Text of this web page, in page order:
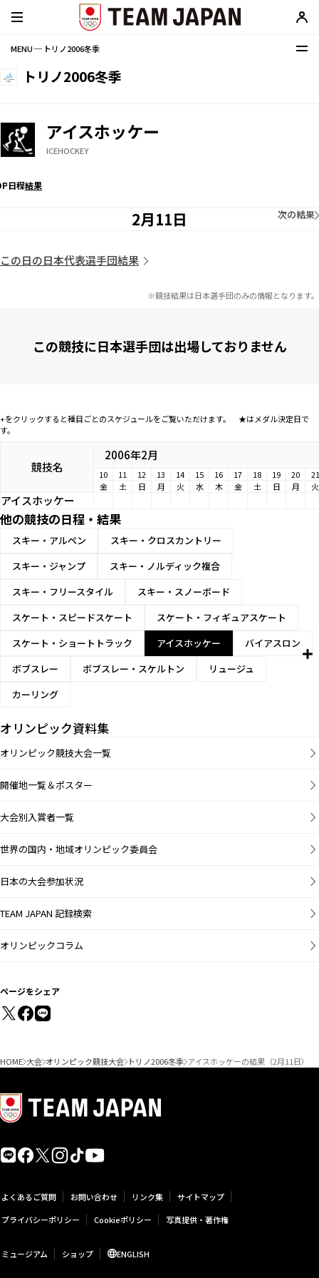
MENU ─ トリノ2006冬季
トリノ2006冬季
アイスホッケー
ICEHOCKEY
日程結果
2月11日 次の結果
この日の日本代表選手団結果
※競技結果は日本選手団のみの情報となります。
この競技に日本選手団は出場しておりません
+をクリックすると種目ごとのスケジュールをご覧いただけます。 ★はメダル決定日で
す。
競技名
2006年2月
10 11 12 13 14 15 16 17 18 19 20
21
金
土 日 月 火 水 木 金 土 日 月 火
アイスホッケー
他の競技の日程・結果
スキー・アルペン
スキー・クロスカントリー
スキー・ジャンプ
スキー・ノルディック複合
スキー・フリースタイル
スキー・スノーボード
スケート・スピードスケート
スケート・フィギュアスケート
スケート・ショートトラック
アイスホッケー
バイアスロン
ボブスレー
ボブスレー・スケルトン
リュージュ
カーリング
オリンピック資料集
オリンピック競技大会一覧
開催地一覧＆ポスター
大会別入賞者一覧
世界の国内・地域オリンピック委員会
日本の大会参加状況
TEAM JAPAN 記録検索
オリンピックコラム
ページをシェア
HOME 大会 オリンピック競技大会 トリノ2006冬季 アイスホッケーの結果（2月11日）
よくあるご質問 お問い合わせ リンク集
サイトマップ
プライバシーポリシー
Cookieポリシー 写真提供・著作権
ミュージアム ショップ ENGLISH